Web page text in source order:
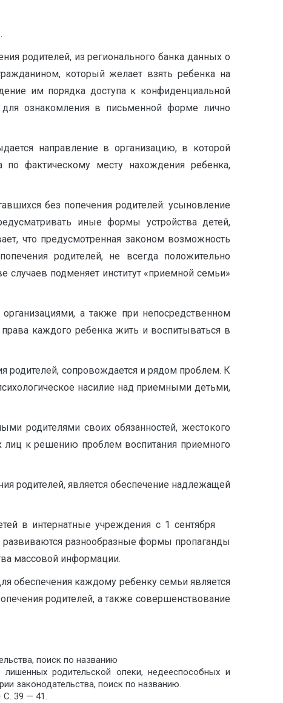
родителей, из регионального банка данных о
который желает взять ребенка на
им порядка доступа к конфиденциальной
для ознакомления в письменной форме лично
направление в организацию, в которой
фактическому месту нахождения ребенка,
без попечения родителей: усыновление
иные формы устройства детей,
что предусмотренная законом возможность
родителей, не всегда положительно
случаев подменяет институт «приемной семьи»
а также при непосредственном
каждого ребенка жить и воспитываться в
родителей, сопровождается и рядом проблем. К
насилие над приемными детьми,
родителями своих обязанностей, жестокого
лиц к решению проблем воспитания приемного
родителей, является обеспечение надлежащей
в интернатные учреждения с 1 сентября
развиваются разнообразные формы пропаганды
массовой информации.
обеспечения каждому ребенку семьи является
родителей, а также совершенствование
поиск по названию
родительской опеки, недееспособных и
законодательства, поиск по названию.
С. 39 — 41.